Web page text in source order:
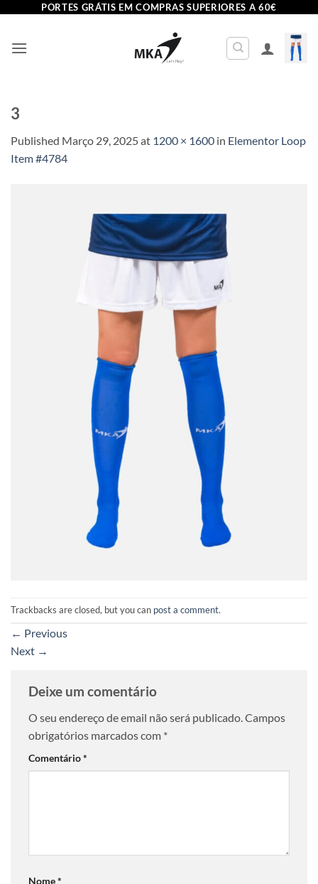
content
PORTES GRÁTIS EM COMPRAS SUPERIORES A 60€
3
Published Março 29, 2025at 1200 × 1600 in Elementor Loop
Item #4784
Trackbacks are closed, but you can post a comment.
← Previous
Next →
Deixe um comentário
O seu endereço de email não será publicado.Campos
obrigatórios marcados com *
Comentário*
Nome*